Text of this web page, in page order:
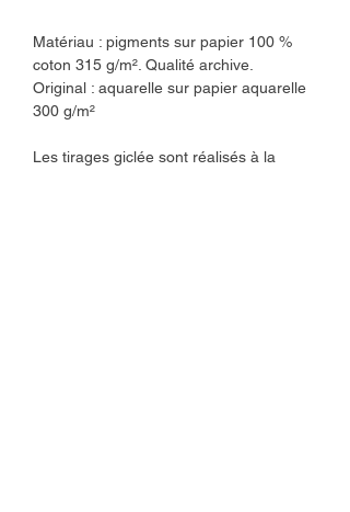
Matériau : pigments sur papier 100 %
coton 315 g/m². Qualité archive.
Original : aquarelle sur papier aquarelle
300 g/m²
Les tirages giclée sont réalisés à la